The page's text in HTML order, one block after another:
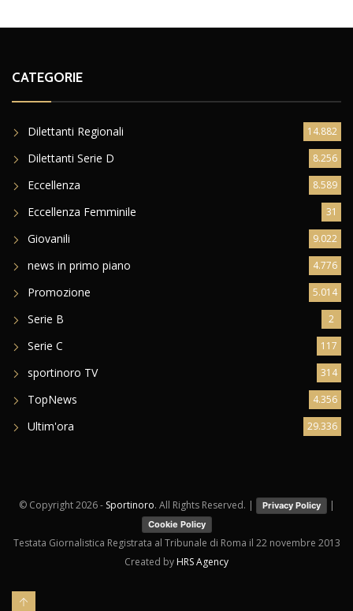
CATEGORIE
Dilettanti Regionali 14.882
Dilettanti Serie D 8.256
Eccellenza 8.589
Eccellenza Femminile 31
Giovanili 9.022
news in primo piano 4.776
Promozione 5.014
Serie B 2
Serie C 117
sportinoro TV 314
TopNews 4.356
Ultim'ora 29.336
© Copyright2026 - Sportinoro. All Rights Reserved. | Privacy Policy |
Cookie Policy
Testata Giornalistica Registrata al Tribunale di Roma il 22 novembre 2013
Created by HRS Agency